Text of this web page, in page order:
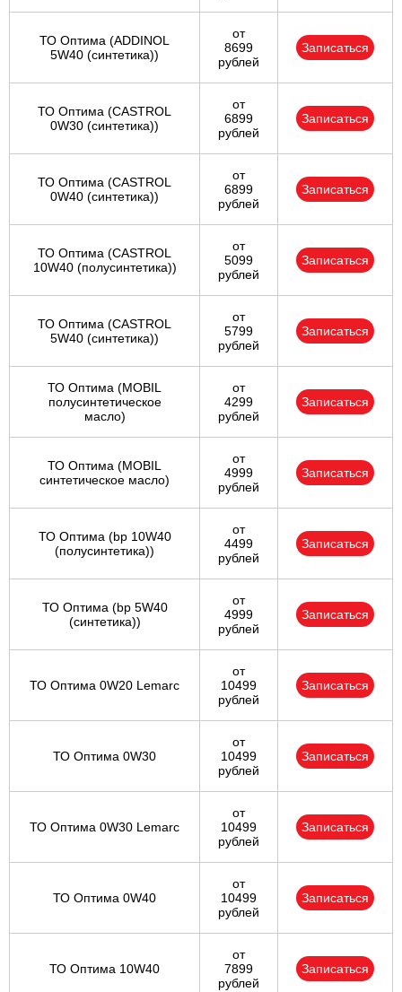
ТО Оптима (ADDINOL
5W40 (синтетика))
от
8699
рублей
Записаться
ТО Оптима (CASTROL
0W30 (синтетика))
от
6899
рублей
Записаться
ТО Оптима (CASTROL
0W40 (синтетика))
от
6899
рублей
Записаться
ТО Оптима (CASTROL
10W40 (полусинтетика))
от
5099
рублей
Записаться
ТО Оптима (CASTROL
5W40 (синтетика))
от
5799
рублей
Записаться
ТО Оптима (MOBIL
полусинтетическое
масло)
от
4299
рублей
Записаться
ТО Оптима (MOBIL
синтетическое масло)
от
4999
рублей
Записаться
ТО Оптима (bp 10W40
(полусинтетика))
от
4499
рублей
Записаться
ТО Оптима (bp 5W40
(синтетика))
от
4999
рублей
Записаться
ТО Оптима 0W20 Lemarc
от
10499
рублей
Записаться
ТО Оптима 0W30
от
10499
рублей
Записаться
ТО Оптима 0W30 Lemarc
от
10499
рублей
Записаться
ТО Оптима 0W40
от
10499
рублей
Записаться
ТО Оптима 10W40
от
7899
рублей
Записаться